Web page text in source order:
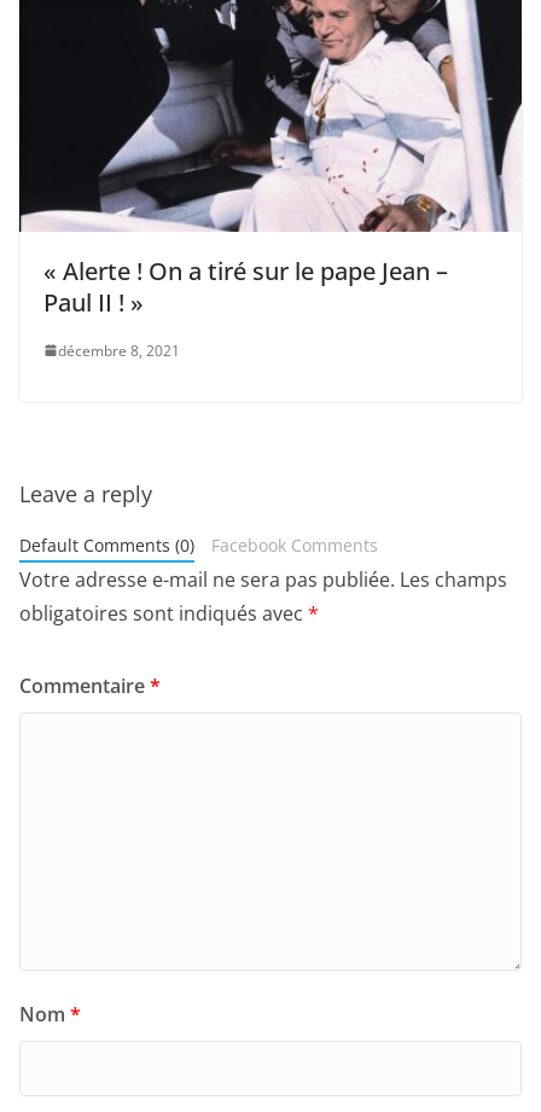
« Alerte ! On a tiré sur le pape Jean –
Paul II ! »
décembre 8, 2021
Leave a reply
Default Comments (0) Facebook Comments
Votre adresse e-mail ne sera pas publiée. Les champs
obligatoires sont indiqués avec *
Commentaire*
Nom *